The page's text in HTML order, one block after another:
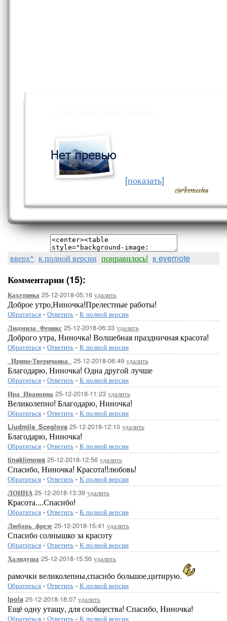
[показать]
вверх^ к полной версии понравилось! в evernote
Комментарии (15):
Кахетинка 25-12-2018-05:16 удалить
Доброе утро,Ниночка!Прелестные работы!
Обратиться - Ответить - К полной версии
Людмила_Феникс 25-12-2018-06:33 удалить
Доброго утра, Ниночка! Волшебная праздничная красота!
Обратиться - Ответить - К полной версии
_Ирина-Тверичанка_ 25-12-2018-06:49 удалить
Благодарю, Ниночка! Одна другой лучше
Обратиться - Ответить - К полной версии
Ира_Ивановна 25-12-2018-11:23 удалить
Великолепно! Благодарю, Ниночка!
Обратиться - Ответить - К полной версии
Liudmila_Sceglova 25-12-2018-12:10 удалить
Благодарю, Ниночка!
Обратиться - Ответить - К полной версии
tinaklimowa 25-12-2018-12:56 удалить
Спасибо, Ниночка! Красота!!любовь!
Обратиться - Ответить - К полной версии
ЛОИНА 25-12-2018-13:39 удалить
Красота....Спасибо!
Обратиться - Ответить - К полной версии
Любовь_фрезе 25-12-2018-15:41 удалить
Спасибо солнышко за красоту
Обратиться - Ответить - К полной версии
Халидуша 25-12-2018-15:56 удалить
рамочки великолепны,спасибо большое,цитирую.
Обратиться - Ответить - К полной версии
Ipola 25-12-2018-18:07 удалить
Ещё одну утащу, для сообщества! Спасибо, Ниночка!
Обратиться - Ответить - К полной версии